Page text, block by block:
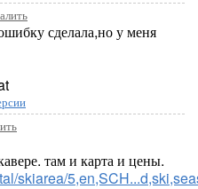
сделала,но у меня
там и карта и цены.
skiarea/